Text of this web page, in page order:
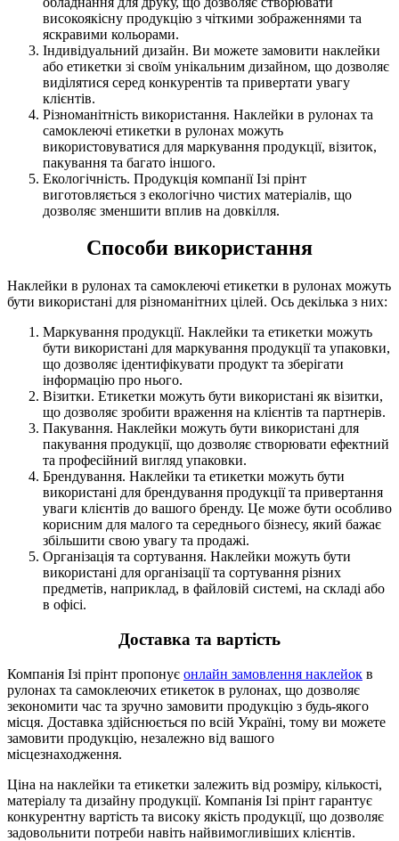
високоякісну продукцію з чіткими зображеннями та
яскравими кольорами.
Індивідуальний дизайн. Ви можете замовити наклейки
або етикетки зі своїм унікальним дизайном, що дозволяє
виділятися серед конкурентів та привертати увагу
клієнтів.
Різноманітність використання. Наклейки в рулонах та
самоклеючі етикетки в рулонах можуть
використовуватися для маркування продукції, візиток,
пакування та багато іншого.
Екологічність. Продукція компанії Ізі прінт
виготовляється з екологічно чистих матеріалів, що
дозволяє зменшити вплив на довкілля.
Способи використання
Наклейки в рулонах та самоклеючі етикетки в рулонах можуть
бути використані для різноманітних цілей. Ось декілька з них:
Маркування продукції. Наклейки та етикетки можуть
бути використані для маркування продукції та упаковки,
що дозволяє ідентифікувати продукт та зберігати
інформацію про нього.
Візитки. Етикетки можуть бути використані як візитки,
що дозволяє зробити враження на клієнтів та партнерів.
Пакування. Наклейки можуть бути використані для
пакування продукції, що дозволяє створювати ефектний
та професійний вигляд упаковки.
Брендування. Наклейки та етикетки можуть бути
використані для брендування продукції та привертання
уваги клієнтів до вашого бренду. Це може бути особливо
корисним для малого та середнього бізнесу, який бажає
збільшити свою увагу та продажі.
Організація та сортування. Наклейки можуть бути
використані для організації та сортування різних
предметів, наприклад, в файловій системі, на складі або
в офісі.
Доставка та вартість
Компанія Ізі прінт пропонує онлайн замовлення наклейок в
рулонах та самоклеючих етикеток в рулонах, що дозволяє
зекономити час та зручно замовити продукцію з будь-якого
місця. Доставка здійснюється по всій Україні, тому ви можете
замовити продукцію, незалежно від вашого
місцезнаходження.
Ціна на наклейки та етикетки залежить від розміру, кількості,
матеріалу та дизайну продукції. Компанія Ізі прінт гарантує
конкурентну вартість та високу якість продукції, що дозволяє
задовольнити потреби навіть найвимогливіших клієнтів.